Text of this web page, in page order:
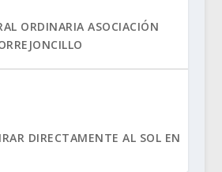
ORDINARIA ASOCIACIÓN
DIRECTAMENTE AL SOL EN